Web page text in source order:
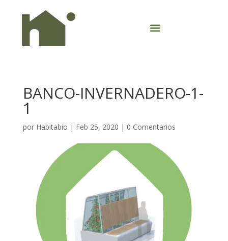
BANCO-INVERNADERO-1-
1
por Habitabio | Feb 25, 2020 | 0 Comentarios